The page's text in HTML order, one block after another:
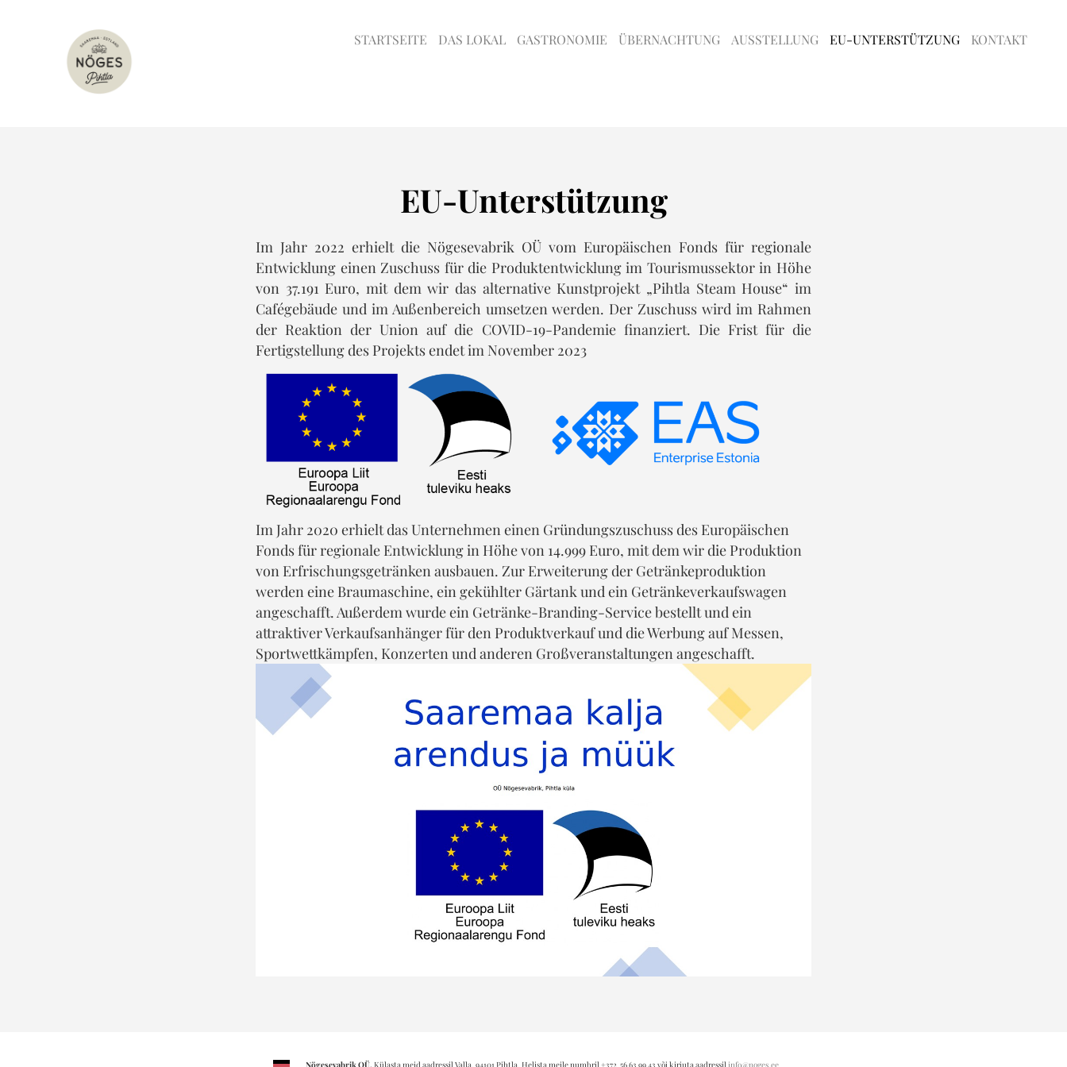
STARTSEITE DAS LOKAL GASTRONOMIE ÜBERNACHTUNG AUSSTELLUNG EU-UNTERSTÜTZUNG KONTAKT
EU-Unterstützung
Im Jahr 2022 erhielt die Nögesevabrik OÜ vom Europäischen Fonds für regionale
Entwicklung einen Zuschuss für die Produktentwicklung im Tourismussektor in Höhe
von 37.191 Euro, mit dem wir das alternative Kunstprojekt „Pihtla Steam House“ im
Cafégebäude und im Außenbereich umsetzen werden. Der Zuschuss wird im Rahmen
der Reaktion der Union auf die COVID-19-Pandemie finanziert. Die Frist für die
Fertigstellung des Projekts endet im November 2023
Im Jahr 2020 erhielt das Unternehmen einen Gründungszuschuss des Europäischen
Fonds für regionale Entwicklung in Höhe von 14.999 Euro, mit dem wir die Produktion
von Erfrischungsgetränken ausbauen. Zur Erweiterung der Getränkeproduktion
werden eine Braumaschine, ein gekühlter Gärtank und ein Getränkeverkaufswagen
angeschafft. Außerdem wurde ein Getränke-Branding-Service bestellt und ein
attraktiver Verkaufsanhänger für den Produktverkauf und die Werbung auf Messen,
Sportwettkämpfen, Konzerten und anderen Großveranstaltungen angeschafft.
Nögesevabrik OÜ. Külasta meid aadressil Valla, 94101 Pihtla. Helista meile numbril +372 56 63 99 43 või kirjuta aadressil info@noges.ee